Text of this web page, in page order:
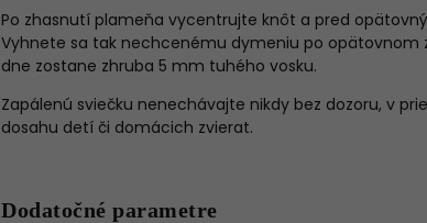
Po zhasnutí plameňa vycentrujte knôt a pred
Vyhnete sa tak nechcenému dymeniu po opätovnom
dne zostane zhruba 5 mm tuhého vosku.
Zapálenú sviečku nenechávajte nikdy bez dozoru, v
dosahu detí či domácich zvierat.
Dodatočné parametre